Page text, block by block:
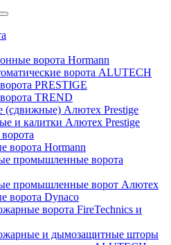
ворота Hormann
ворота ALUTECH
PRESTIGE
TREND
(сдвижные) Алютех Prestige
и калитки Алютех Prestige
ворота Hormann
промышленные ворота
промышленные ворот Алютех
ворота Dynaco
ворота FireTechnics и
и дымозащитные шторы